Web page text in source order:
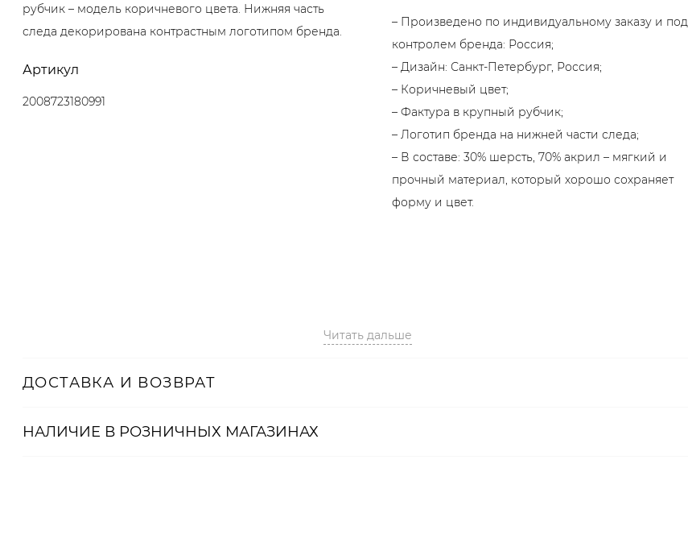
рубчик – модель коричневого цвета. Нижняя часть
следа декорирована контрастным логотипом бренда.
Артикул
2008723180991
– Произведено по индивидуальному заказу и под
контролем бренда: Россия;
– Дизайн: Санкт-Петербург, Россия;
– Коричневый цвет;
– Фактура в крупный рубчик;
– Логотип бренда на нижней части следа;
– В составе: 30% шерсть, 70% акрил – мягкий и
прочный материал, который хорошо сохраняет
форму и цвет.
Читать дальше
ДОСТАВКА И ВОЗВРАТ
НАЛИЧИЕ В РОЗНИЧНЫХ МАГАЗИНАХ